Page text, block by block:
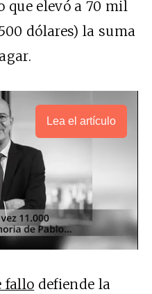
que elevó a 70 mil
dólares) la suma
Lea el artículo
fallo defiende la